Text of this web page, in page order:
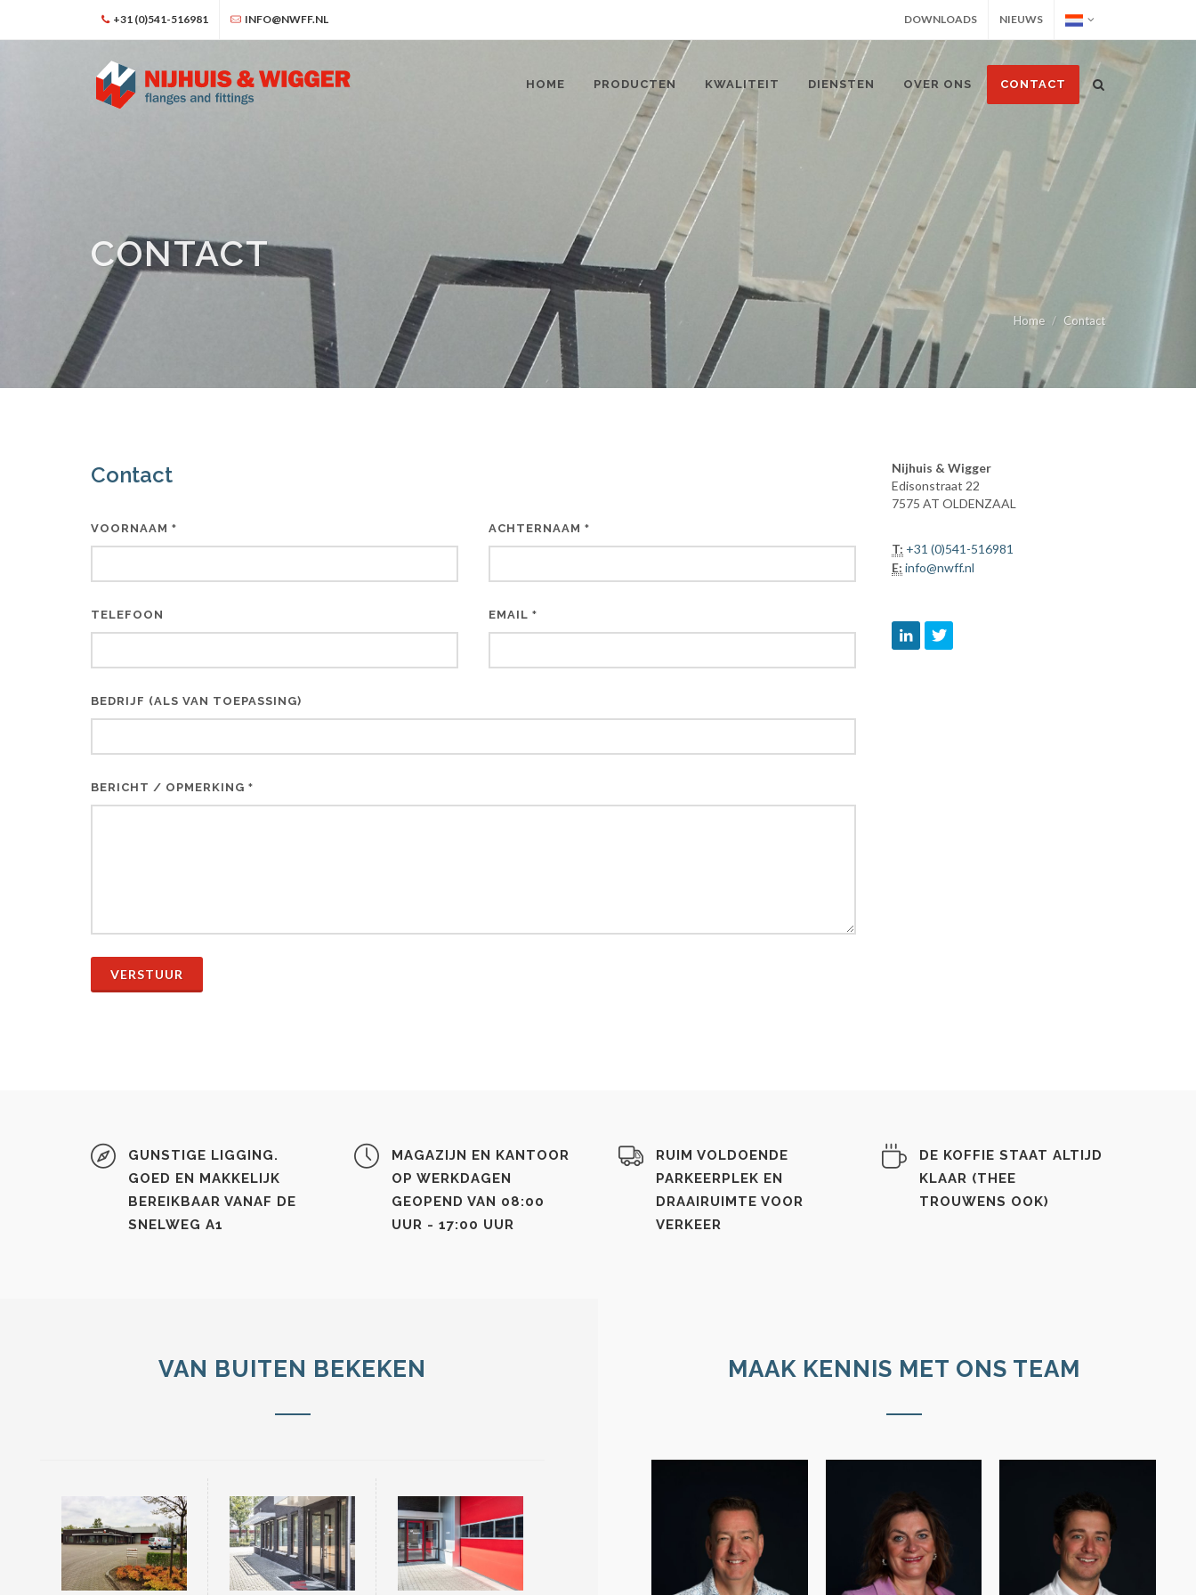
+31 (0)541-516981 INFO@NWFF.NL DOWNLOADS NIEUWS
HOME PRODUCTEN KWALITEIT DIENSTEN OVER ONS CONTACT
CONTACT
Home Contact
Contact
VOORNAAM * ACHTERNAAM*
TELEFOON EMAIL*
BEDRIJF (ALS VAN TOEPASSING)
BERICHT / OPMERKING *
VERSTUUR
Nijhuis & Wigger
Edisonstraat 22
7575 AT OLDENZAAL
T: +31 (0)541-516981
E: info@nwff.nl
GUNSTIGE LIGGING.
GOED EN MAKKELIJK
BEREIKBAAR VANAF DE
SNELWEG A1
MAGAZIJN EN KANTOOR
OP WERKDAGEN
GEOPEND VAN 08:00
UUR - 17:00 UUR
RUIM VOLDOENDE
PARKEERPLEK EN
DRAAIRUIMTE VOOR
VERKEER
DE KOFFIE STAAT ALTIJD
KLAAR (THEE
TROUWENS OOK)
VAN BUITEN BEKEKEN MAAK KENNIS MET ONS TEAM